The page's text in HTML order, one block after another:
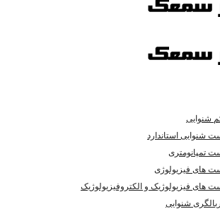
شنوایی
شنوایی استاندارد
تمپانومتری
های فیزیولوژی
های فیزیولوژیک و الکتروفیزیولوژیک
شنوایی